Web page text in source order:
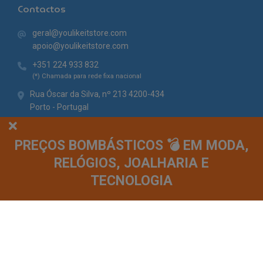
PREÇOS BOMBÁSTICOS 💣 EM MODA,
RELÓGIOS, JOALHARIA E
TECNOLOGIA
Contactos
geral@youlikeitstore.com
apoio@youlikeitstore.com
+351 224 933 832
(*) Chamada para rede fixa nacional
Rua Óscar da Silva, nº 213 4200-434
Porto - Portugal